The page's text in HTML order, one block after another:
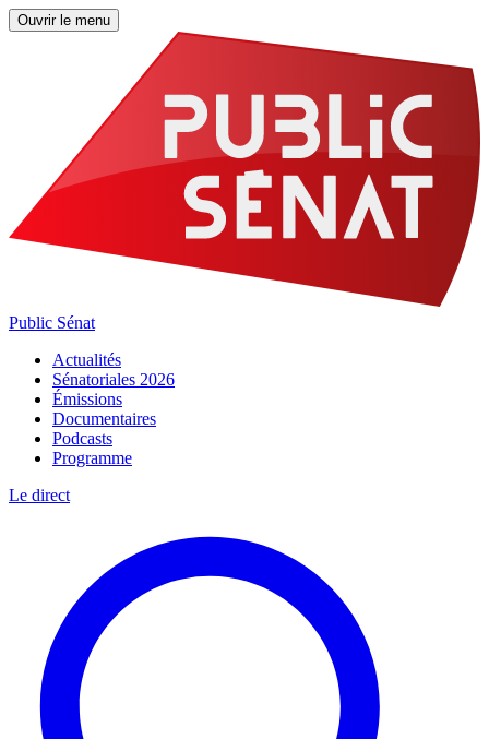
Ouvrir le menu
Public Sénat
Actualités
Sénatoriales 2026
Émissions
Documentaires
Podcasts
Programme
Le direct